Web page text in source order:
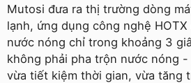
Mutosi đưa ra thị trường dòng
lạnh, ứng dụng công nghệ
nước nóng chỉ trong khoảng 3
không phải pha trộn nước nóng
vừa tiết kiệm thời gian, vừa tăng